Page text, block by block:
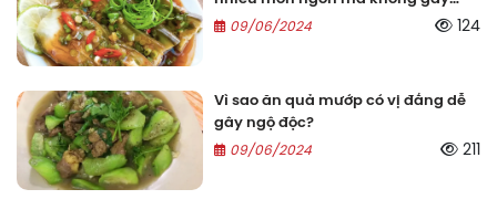
ngộ độc
09/06/2024 124
Vì sao ăn quả mướp có vị đắng dễ
gây ngộ độc?
09/06/2024
211